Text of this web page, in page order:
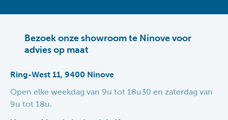
Bezoek onze showroom te Ninove voor
advies op maat
Ring-West 11, 9400 Ninove
Open elke weekdag van 9u tot 18u30 en zaterdag van
9u tot 18u.